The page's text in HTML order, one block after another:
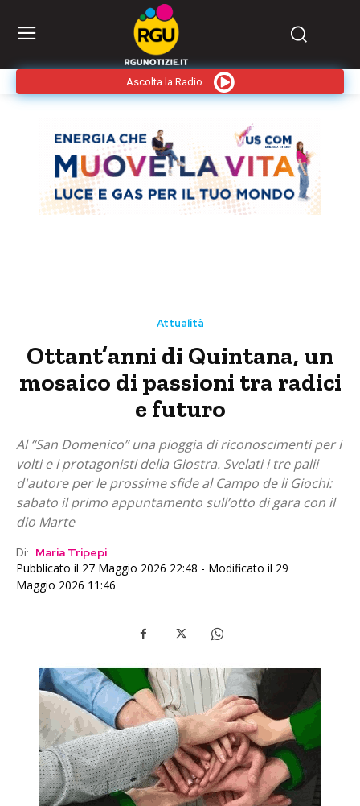
Ascolta la Radio
Attualità
Ottant’anni di Quintana, un
mosaico di passioni tra radici
e futuro
Al “San Domenico” una pioggia di riconoscimenti per i
volti e i protagonisti della Giostra. Svelati i tre palii
d'autore per le prossime sfide al Campo de li Giochi:
sabato il primo appuntamento sull’otto di gara con il
dio Marte
Di: Maria Tripepi
Pubblicato il 27 Maggio 2026 22:48 - Modificato il 29
Maggio 2026 11:46